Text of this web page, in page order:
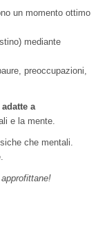
un momento ottimo
mediante
preoccupazioni,
a
e la mente.
che mentali.